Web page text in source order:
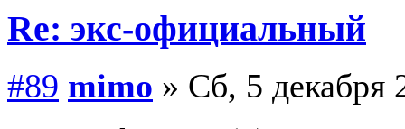
Re: экс-официальный
#89 mimo » Сб, 5 декабря